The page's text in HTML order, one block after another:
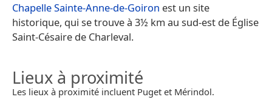
Chapelle Sainte-Anne-de-Goiron est un site
historique, qui se trouve à 3½ km au sud-est de Église
Saint-Césaire de Charleval.
Lieux à proximité
Les lieux à proximité incluent Puget et Mérindol.